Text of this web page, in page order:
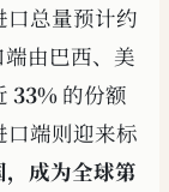
总量预计约
由巴西、美
33% 的份额
端则迎来标
成为全球第